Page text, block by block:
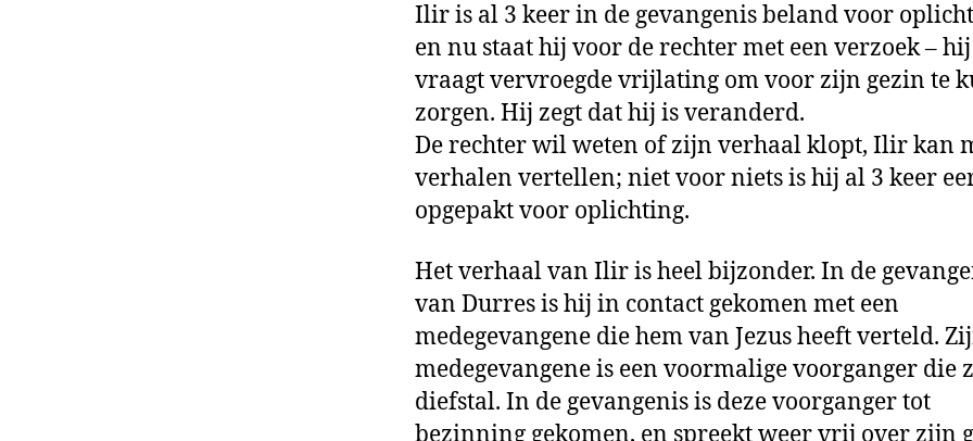
Ilir is al 3 keer in de gevangenis beland voor
en nu staat hij voor de rechter met een verzoek – hij
vraagt vervroegde vrijlating om voor zijn gezin te
zorgen. Hij zegt dat hij is veranderd.
De rechter wil weten of zijn verhaal klopt, Ilir kan
verhalen vertellen; niet voor niets is hij al 3 keer
opgepakt voor oplichting.
Het verhaal van Ilir is heel bijzonder. In de
van Durres is hij in contact gekomen met een
medegevangene die hem van Jezus heeft verteld.
medegevangene is een voormalige voorganger die
diefstal. In de gevangenis is deze voorganger tot